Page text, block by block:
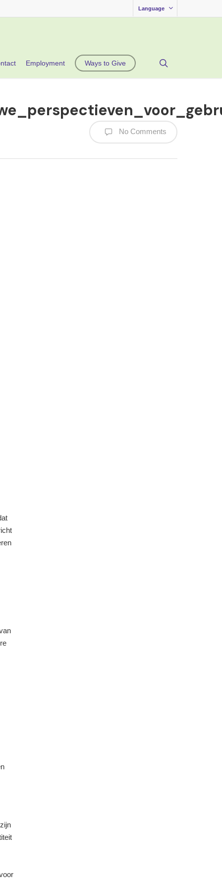
Language
Employment Ways to Give
No Comments